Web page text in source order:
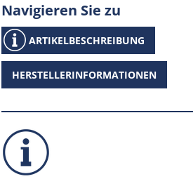
Navigieren Sie zu
ARTIKELBESCHREIBUNG
HERSTELLERINFORMATIONEN